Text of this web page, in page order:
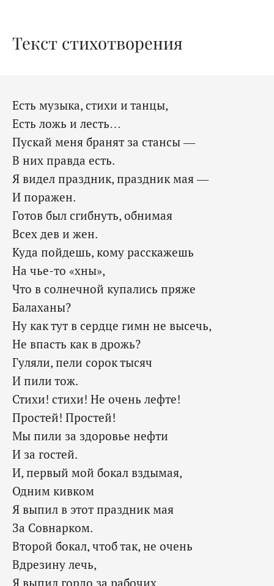
Текст стихотворения
Есть музыка, стихи и танцы,
Есть ложь и лесть…
Пускай меня бранят за стансы —
В них правда есть.
Я видел праздник, праздник мая —
И поражен.
Готов был сгибнуть, обнимая
Всех дев и жен.
Куда пойдешь, кому расскажешь
На чье-то «хны»,
Что в солнечной купались пряже
Балаханы?
Ну как тут в сердце гимн не высечь,
Не впасть как в дрожь?
Гуляли, пели сорок тысяч
И пили тож.
Стихи! стихи! Не очень лефте!
Простей! Простей!
Мы пили за здоровье нефти
И за гостей.
И, первый мой бокал вздымая,
Одним кивком
Я выпил в этот праздник мая
За Совнарком.
Второй бокал, чтоб так, не очень
Вдрезину лечь,
Я выпил гордо за рабочих